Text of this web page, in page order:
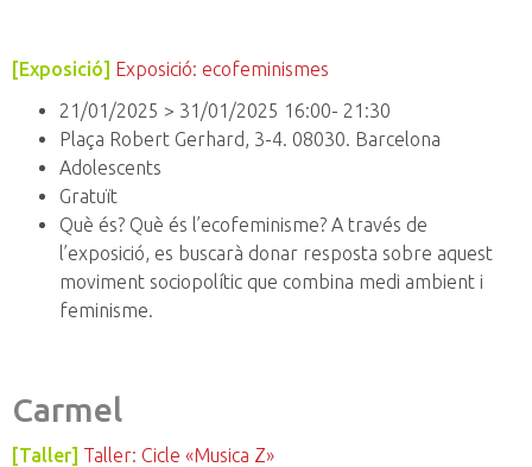
[Exposició] Exposició: ecofeminismes
21/01/2025 > 31/01/2025 16:00- 21:30
Plaça Robert Gerhard, 3-4. 08030. Barcelona
Adolescents
Gratuït
Què és? Què és l’ecofeminisme? A través de
l’exposició, es buscarà donar resposta sobre aquest
moviment sociopolític que combina medi ambient i
feminisme.
Carmel
[Taller] Taller: Cicle «Musica Z»